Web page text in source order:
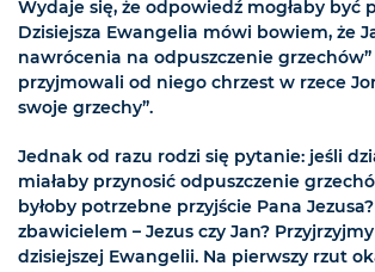
Wydaje się, że odpowiedź mogłaby być
Dzisiejsza Ewangelia mówi bowiem, że
nawrócenia na odpuszczenie grzechów”
przyjmowali od niego chrzest w rzece
swoje grzechy”.
Jednak od razu rodzi się pytanie: jeśli
miałaby przynosić odpuszczenie
byłoby potrzebne przyjście Pana
zbawicielem – Jezus czy Jan?
dzisiejszej Ewangelii. Na pierwszy rzut